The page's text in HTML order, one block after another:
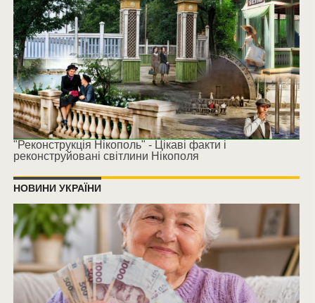
"Реконструкція Нікополь" - Цікаві факти і
реконструйовані світлини Нікополя
НОВИНИ УКРАЇНИ